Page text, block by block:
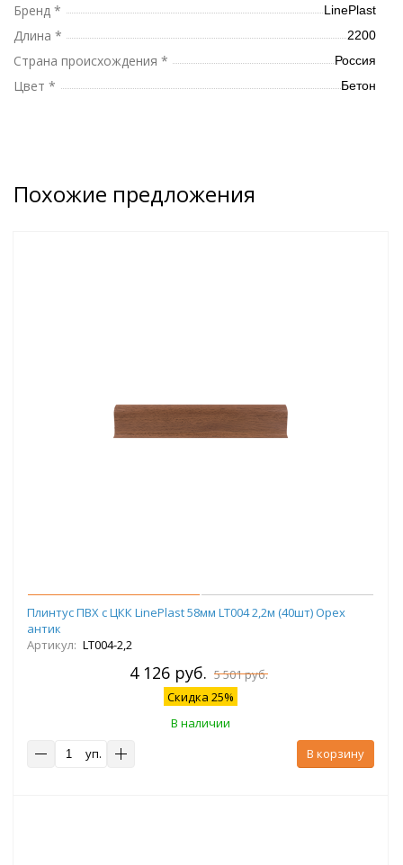
Бренд * LinePlast
Длина * 2200
Страна происхождения * Россия
Цвет * Бетон
Похожие предложения
Плинтус ПВХ с ЦКК LinePlast 58мм LT004 2,2м (40шт) Орех
антик
Артикул: LT004-2,2
4 126 руб. 5 501 руб.
Скидка 25%
В наличии
уп.
В корзину